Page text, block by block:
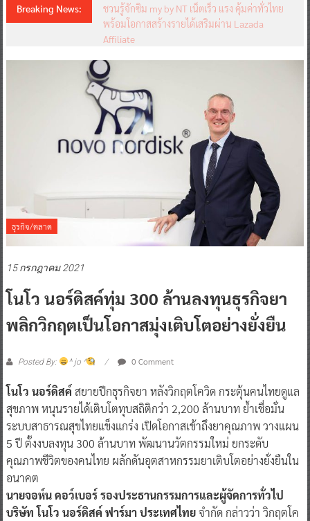
Breaking News:
ชวนรู้จักซิม my by NT เน็ตเร็ว แรง คุ้มค่าทั่วไทย
พร้อมโอกาสสร้างรายได้เสริมผ่าน Lazada
Affiliate
ธุรกิจ/ตลาด
15 กรกฎาคม 2021
โนโว นอร์ดิสค์ทุ่ม 300 ล้านลงทุนธุรกิจยา
พลิกวิกฤตเป็นโอกาสมุ่งเติบโตอย่างยั่งยืน
Posted By: ^ jo ^ 0 Comment
โนโว นอร์ดิสค์ สยายปีกธุรกิจยา หลังวิกฤตโควิด กระตุ้นคนไทยดูแล
สุขภาพ หนุนรายได้เติบโตทุบสถิติกว่า 2,200 ล้านบาท ย้ำเชื่อมั่น
ระบบสาธารณสุขไทยแข็งแกร่ง เปิดโอกาสเข้าถึงยาคุณภาพ วางแผน
5 ปี ตั้งงบลงทุน 300 ล้านบาท พัฒนานวัตกรรมใหม่ ยกระดับ
คุณภาพชีวิตของคนไทย ผลักดันอุตสาหกรรมยาเติบโตอย่างยั่งยืนใน
อนาคต
นายจอห์น ดอว์เบอร์ รองประธานกรรมการและผู้จัดการทั่วไป
บริษัท โนโว นอร์ดิสค์ ฟาร์มา ประเทศไทยจำกัด กล่าวว่า วิกฤตโค